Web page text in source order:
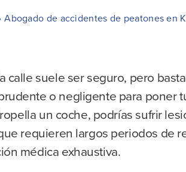
Abogado de accidentes de peatones en
calle suele ser seguro, pero
o negligente para poner
un coche, podrías sufrir
requieren largos periodos de
médica exhaustiva.